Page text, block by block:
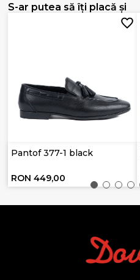
S-ar putea să îți placă și
Pantof 377-1 black
RON 449,00